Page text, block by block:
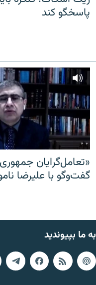
پاسخگو کند
«تعامل‌گرایان
گفت‌وگو با علیرضا
به ما بپیوندید